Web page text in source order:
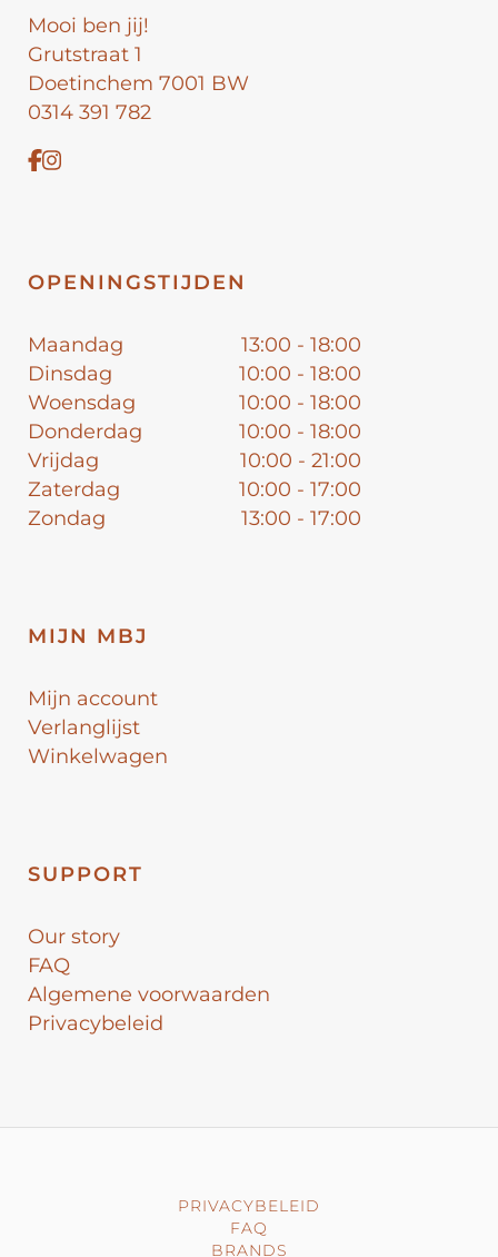
Mooi ben jij!
Grutstraat 1
Doetinchem 7001 BW
0314 391 782
OPENINGSTIJDEN
Maandag
13:00 - 18:00
Dinsdag
10:00 - 18:00
Woensdag
10:00 - 18:00
Donderdag
10:00 - 18:00
Vrijdag
10:00 - 21:00
Zaterdag
10:00 - 17:00
Zondag
13:00 - 17:00
MIJN MBJ
Mijn account
Verlanglijst
Winkelwagen
SUPPORT
Our story
FAQ
Algemene voorwaarden
Privacybeleid
PRIVACYBELEID
FAQ
BRANDS